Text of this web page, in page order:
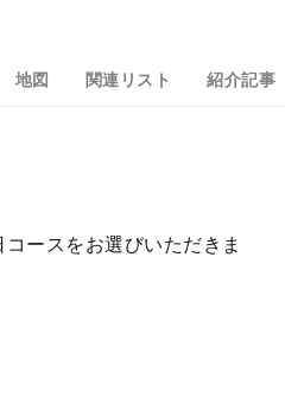
地図 関連リスト 紹介記事
ースをお選びいただきま